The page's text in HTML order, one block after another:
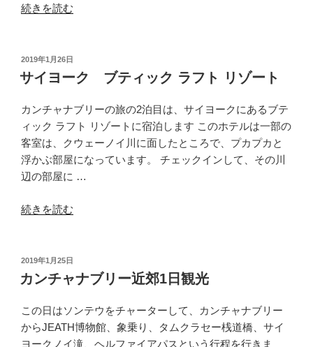
ー
バ
ン
ク
に
戻
る”
の
“ナ
ッ
ク
を
ぶ
ら
ぶ
ら”
続きを読む
投
稿
日:
2019年1月26日
サイヨーク ブティック ラフト リゾート
カンチャナブリーの旅の2泊目は、サイヨークにあるブテ
ィック ラフト リゾートに宿泊します このホテルは一部の
客室は、クウェーノイ川に面したところで、プカプカと
浮かぶ部屋になっています。 チェックインして、その川
辺の部屋に …
“サ
ー
ク
テ
ィ
ッ
続きを読む
投
稿
日:
2019年1月25日
カンチャナブリー近郊1日観光
この日はソンテウをチャーターして、カンチャナブリー
からJEATH博物館、象乗り、タムクラセー桟道橋、サイ
ヨークノイ滝、ヘルファイアパスという行程を行きま